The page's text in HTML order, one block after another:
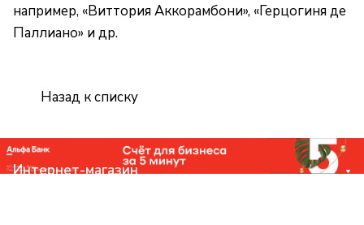
например, «Виттория Аккорамбони», «Герцогиня де
Паллиано» и др.
Назад к списку
Интернет-магазин